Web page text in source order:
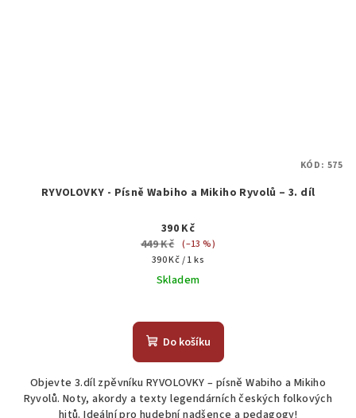
RYVOLOVKY - Písně Wabiho a Mikiho Ryvolů – 3. díl
390 Kč
449 Kč (–13 %)
Měrná
cena:
390 Kč / 1 ks
Skladem
hodnocení
produktu
z
5
Do košíku
Objevte 3.díl zpěvníku RYVOLOVKY – písně Wabiho a Mikiho
Ryvolů. Noty, akordy a texty legendárních českých folkových
hitů. Ideální pro hudební nadšence a pedagogy!
KÓD: 575